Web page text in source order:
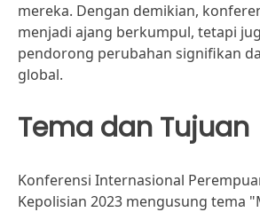
mereka. Dengan demikian,
menjadi ajang berkumpul, tetapi
pendorong perubahan signifikan
global.
Tema dan Tujuan
Konferensi Internasional
Kepolisian 2023 mengusung tema